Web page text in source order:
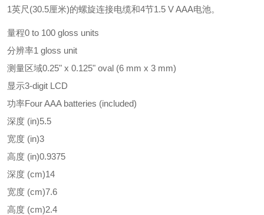
1英尺(30.5厘米)的螺旋连接电缆和4节1.5 V AAA电池。
量程0 to 100 gloss units
分辨率1 gloss unit
测量区域0.25" x 0.125" oval (6 mm x 3 mm)
显示3-digit LCD
功率Four AAA batteries (included)
深度 (in)5.5
宽度 (in)3
高度 (in)0.9375
深度 (cm)14
宽度 (cm)7.6
高度 (cm)2.4